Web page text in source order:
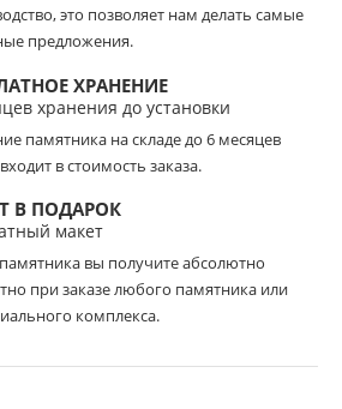
это позволяет нам делать самые
предложения.
ХРАНЕНИЕ
хранения до установки
памятника на складе до 6 месяцев
в стоимость заказа.
В ПОДАРОК
макет
вы получите абсолютно
при заказе любого памятника или
комплекса.